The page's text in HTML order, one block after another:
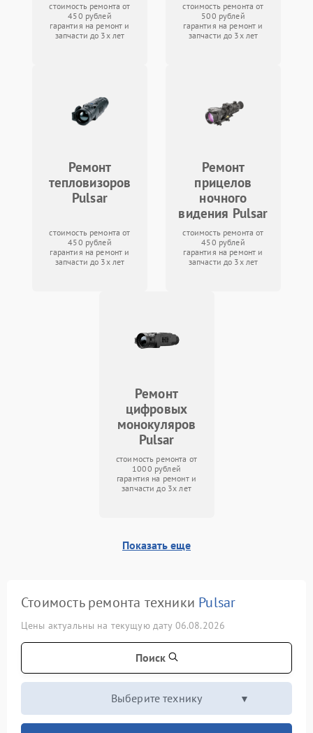
стоимость ремонта от
450 рублей
гарантия на ремонт и
запчасти до 3х лет
стоимость ремонта от
500 рублей
гарантия на ремонт и
запчасти до 3х лет
Ремонт
тепловизоров
Pulsar
стоимость ремонта от
450 рублей
гарантия на ремонт и
запчасти до 3х лет
Ремонт
прицелов
ночного
видения Pulsar
стоимость ремонта от
450 рублей
гарантия на ремонт и
запчасти до 3х лет
Ремонт
цифровых
монокуляров
Pulsar
стоимость ремонта от
1000 рублей
гарантия на ремонт и
запчасти до 3х лет
Показать еще
Стоимость ремонта техники Pulsar
Цены актуальны на текущую дату 06.08.2026
Поиск
Выберите технику